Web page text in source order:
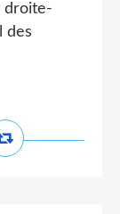
droite-
des